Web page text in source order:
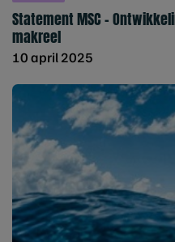
Statement MSC –
makreel
10 april 2025